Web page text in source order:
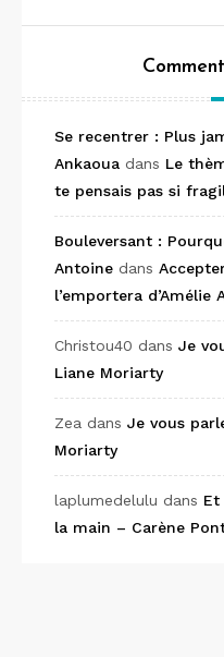
Se recentrer : Plus
Ankaoua dans Le
te pensais pas si
Bouleversant :
Antoine dans
l’emportera d’Amélie
Christou40 dans Je
Liane Moriarty
Zea dans Je vous
Moriarty
laplumedelulu dans Et
la main – Carène